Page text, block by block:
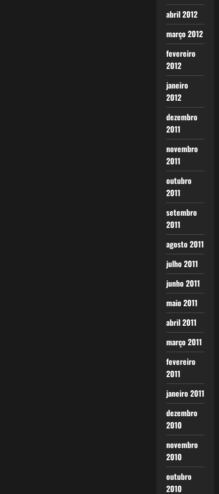
abril 2012
março 2012
fevereiro
2012
janeiro
2012
dezembro
2011
novembro
2011
outubro
2011
setembro
2011
agosto 2011
julho 2011
junho 2011
maio 2011
abril 2011
março 2011
fevereiro
2011
janeiro 2011
dezembro
2010
novembro
2010
outubro
2010